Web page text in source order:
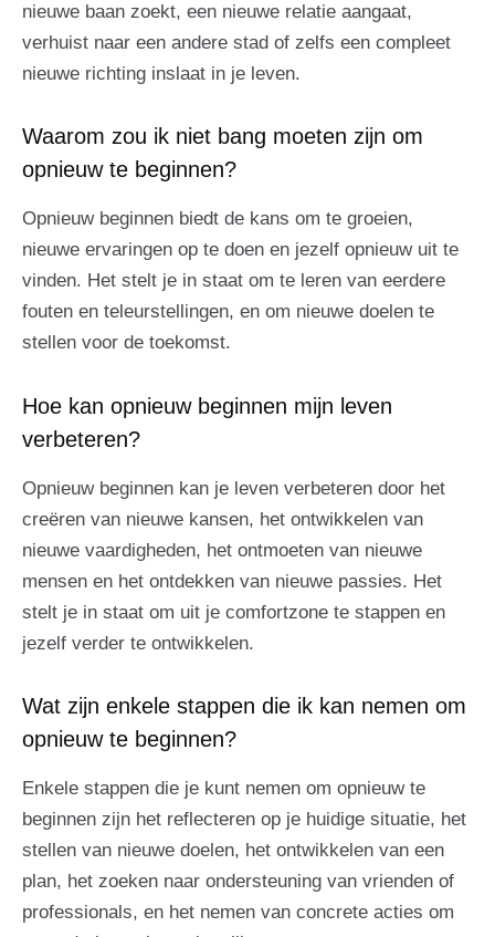
nieuwe baan zoekt, een nieuwe relatie aangaat,
verhuist naar een andere stad of zelfs een compleet
nieuwe richting inslaat in je leven.
Waarom zou ik niet bang moeten zijn om
opnieuw te beginnen?
Opnieuw beginnen biedt de kans om te groeien,
nieuwe ervaringen op te doen en jezelf opnieuw uit te
vinden. Het stelt je in staat om te leren van eerdere
fouten en teleurstellingen, en om nieuwe doelen te
stellen voor de toekomst.
Hoe kan opnieuw beginnen mijn leven
verbeteren?
Opnieuw beginnen kan je leven verbeteren door het
creëren van nieuwe kansen, het ontwikkelen van
nieuwe vaardigheden, het ontmoeten van nieuwe
mensen en het ontdekken van nieuwe passies. Het
stelt je in staat om uit je comfortzone te stappen en
jezelf verder te ontwikkelen.
Wat zijn enkele stappen die ik kan nemen om
opnieuw te beginnen?
Enkele stappen die je kunt nemen om opnieuw te
beginnen zijn het reflecteren op je huidige situatie, het
stellen van nieuwe doelen, het ontwikkelen van een
plan, het zoeken naar ondersteuning van vrienden of
professionals, en het nemen van concrete acties om